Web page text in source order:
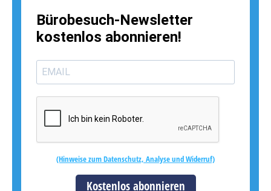
Bürobesuch-Newsletter
kostenlos abonnieren!
(Hinweise zum Datenschutz, Analyse und Widerruf)
Kostenlos abonnieren